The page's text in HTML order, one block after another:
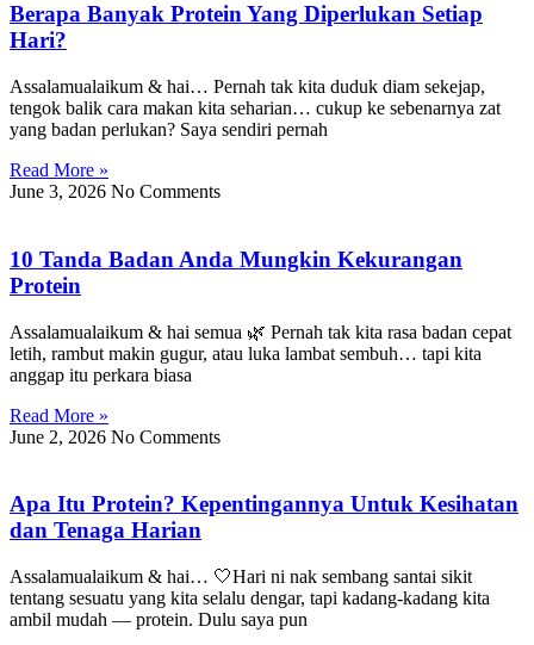
Berapa Banyak Protein Yang Diperlukan Setiap
Hari?
Assalamualaikum & hai… Pernah tak kita duduk diam sekejap,
tengok balik cara makan kita seharian… cukup ke sebenarnya zat
yang badan perlukan? Saya sendiri pernah
Read More »
June 3, 2026 No Comments
10 Tanda Badan Anda Mungkin Kekurangan
Protein
Assalamualaikum & hai semua 🌿 Pernah tak kita rasa badan cepat
letih, rambut makin gugur, atau luka lambat sembuh… tapi kita
anggap itu perkara biasa
Read More »
June 2, 2026 No Comments
Apa Itu Protein? Kepentingannya Untuk Kesihatan
dan Tenaga Harian
Assalamualaikum & hai… 🤍Hari ni nak sembang santai sikit
tentang sesuatu yang kita selalu dengar, tapi kadang-kadang kita
ambil mudah — protein. Dulu saya pun